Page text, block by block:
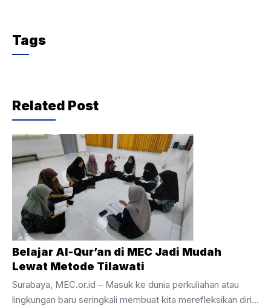
Tags
Related Post
Belajar Al-Qur’an di MEC Jadi Mudah
Lewat Metode Tilawati
Surabaya, MEC.or.id – Masuk ke dunia perkuliahan atau
lingkungan baru seringkali membuat kita merefleksikan diri,